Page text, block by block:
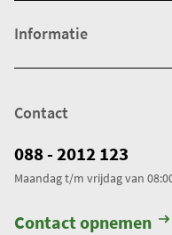
Informatie
Contact
088 - 2012 123
Maandag t/m vrijdag van
Contact opnemen